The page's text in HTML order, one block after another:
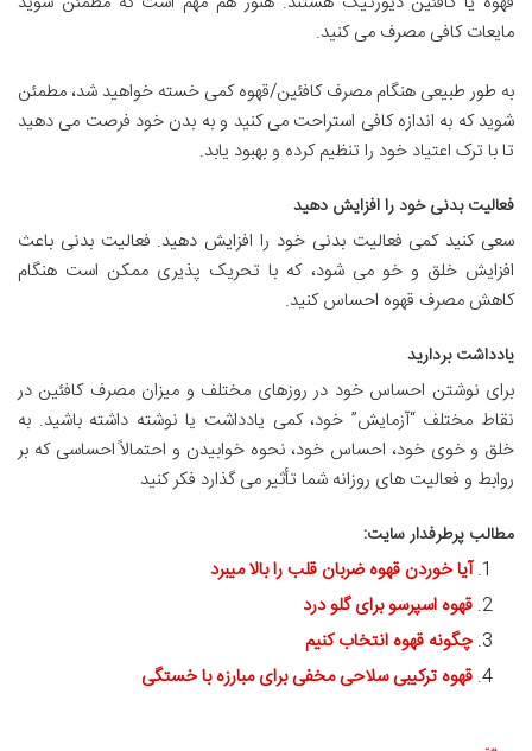
مایعات کافی مصرف می کنید.
به طور طبیعی هنگام مصرف کافئین/قهوه کمی خسته خواهید شد، مطمئن
شوید که به اندازه کافی استراحت می کنید و به بدن خود فرصت می دهید
تا با ترک اعتیاد خود را تنظیم کرده و بهبود یابد.
فعالیت بدنی خود را افزایش دهید
سعی کنید کمی فعالیت بدنی خود را افزایش دهید. فعالیت بدنی باعث
افزایش خلق و خو می شود، که با تحریک پذیری ممکن است هنگام
کاهش مصرف قهوه احساس کنید.
یادداشت بردارید
برای نوشتن احساس خود در روزهای مختلف و میزان مصرف کافئین در
نقاط مختلف “آزمایش” خود، کمی یادداشت یا نوشته داشته باشید. به
خلق و خوی خود، احساس خود، نحوه خوابیدن و احتمالاً احساسی که بر
روابط و فعالیت های روزانه شما تأثیر می گذارد فکر کنید
مطالب پرطرفدار سایت:
آیا خوردن قهوه ضربان قلب را بالا میبرد
قهوه اسپرسو برای گلو درد
چگونه قهوه انتخاب کنیم
قهوه ترکیبی سلاحی مخفی برای مبارزه با خستگی